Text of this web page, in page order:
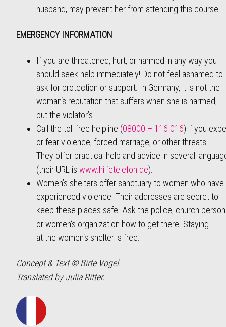
husband, may prevent her from attending this course.
EMERGENCY INFORMATION
If you are threatened, hurt, or harmed in any way you
should seek help immediately! Do not feel ashamed to
ask for protection or support. In Germany, it is not the
woman‘s reputation that suffers when she is harmed,
but the violator’s.
Call the toll free helpline (08000 – 116 016) if you
or fear violence, forced marriage, or other threats.
They offer practical help and advice in several
(their URL is www.hilfetelefon.de).
Women’s shelters offer sanctuary to women who have
experienced violence. Their addresses are secret to
keep these places safe. Ask the police, church
or women‘s organization how to get there. Staying
at the women‘s shelter is free.
Concept & Text © Birte Vogel.
Translated by Julia Ritter.